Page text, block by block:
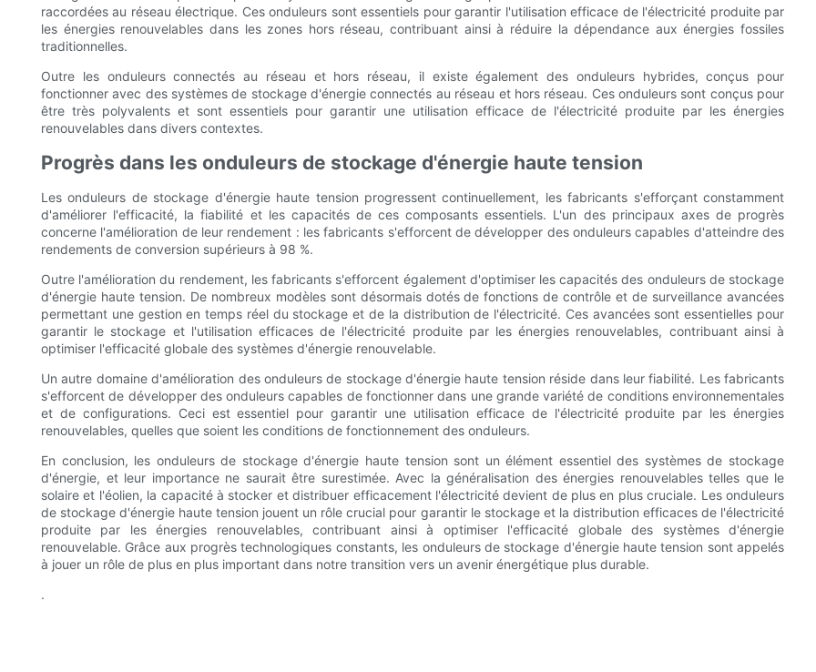
raccordées au réseau électrique. Ces onduleurs sont essentiels pour garantir l'utilisation efficace de l'électricité produite par
les énergies renouvelables dans les zones hors réseau, contribuant ainsi à réduire la dépendance aux énergies fossiles
traditionnelles.
Outre les onduleurs connectés au réseau et hors réseau, il existe également des onduleurs hybrides, conçus pour
fonctionner avec des systèmes de stockage d'énergie connectés au réseau et hors réseau. Ces onduleurs sont conçus pour
être très polyvalents et sont essentiels pour garantir une utilisation efficace de l'électricité produite par les énergies
renouvelables dans divers contextes.
Progrès dans les onduleurs de stockage d'énergie haute tension
Les onduleurs de stockage d'énergie haute tension progressent continuellement, les fabricants s'efforçant constamment
d'améliorer l'efficacité, la fiabilité et les capacités de ces composants essentiels. L'un des principaux axes de progrès
concerne l'amélioration de leur rendement : les fabricants s'efforcent de développer des onduleurs capables d'atteindre des
rendements de conversion supérieurs à 98 %.
Outre l'amélioration du rendement, les fabricants s'efforcent également d'optimiser les capacités des onduleurs de stockage
d'énergie haute tension. De nombreux modèles sont désormais dotés de fonctions de contrôle et de surveillance avancées
permettant une gestion en temps réel du stockage et de la distribution de l'électricité. Ces avancées sont essentielles pour
garantir le stockage et l'utilisation efficaces de l'électricité produite par les énergies renouvelables, contribuant ainsi à
optimiser l'efficacité globale des systèmes d'énergie renouvelable.
Un autre domaine d'amélioration des onduleurs de stockage d'énergie haute tension réside dans leur fiabilité. Les fabricants
s'efforcent de développer des onduleurs capables de fonctionner dans une grande variété de conditions environnementales
et de configurations. Ceci est essentiel pour garantir une utilisation efficace de l'électricité produite par les énergies
renouvelables, quelles que soient les conditions de fonctionnement des onduleurs.
En conclusion, les onduleurs de stockage d'énergie haute tension sont un élément essentiel des systèmes de stockage
d'énergie, et leur importance ne saurait être surestimée. Avec la généralisation des énergies renouvelables telles que le
solaire et l'éolien, la capacité à stocker et distribuer efficacement l'électricité devient de plus en plus cruciale. Les onduleurs
de stockage d'énergie haute tension jouent un rôle crucial pour garantir le stockage et la distribution efficaces de l'électricité
produite par les énergies renouvelables, contribuant ainsi à optimiser l'efficacité globale des systèmes d'énergie
renouvelable. Grâce aux progrès technologiques constants, les onduleurs de stockage d'énergie haute tension sont appelés
à jouer un rôle de plus en plus important dans notre transition vers un avenir énergétique plus durable.
.